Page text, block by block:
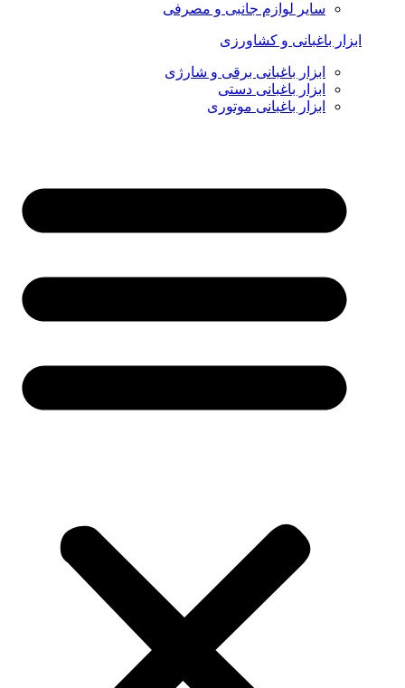
سایر لوازم جانبی و مصرفی
ابزار باغبانی و کشاورزی
ابزار باغبانی برقی و شارژی
ابزار باغبانی دستی
ابزار باغبانی موتوری